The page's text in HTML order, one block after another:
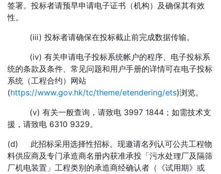
签署。投标者请预早申请电子证书（机构）及确保其有效
性。
(iii) 投标者请确保在投标截止前完成数据传输。
(iv) 有关申请电子投标系统帐户的程序、电子投标系
统的条款及条件、常见问题和用户手册的详情可在电子投标
系统（工程合约）网站
(https://www.gov.hk/tc/theme/etendering/ets)浏览。
(v) 有关一般查询，请致电 3997 1844；如需技术支
援，请致电 6310 9329。
(d) 此招标采用选择性招标。现邀请名列认可公共工程物
料供应商及专门承造商名册内获准承投「污水处理厂及隔筛
厂机电装置」工程类别的承造商经确认者（《试用期》或